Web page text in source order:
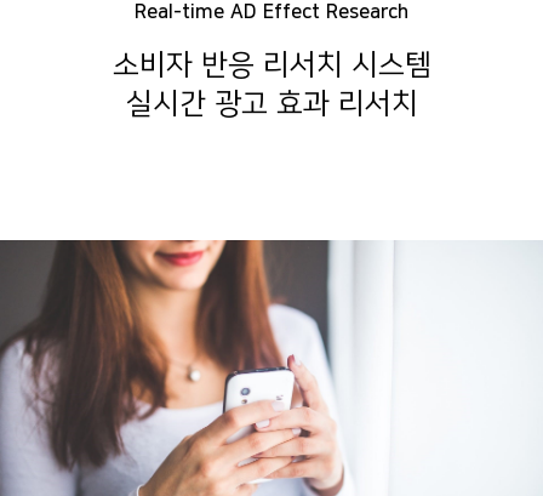
Real-time AD Effect Research
소비자 반응 리서치 시스템
실시간 광고 효과 리서치